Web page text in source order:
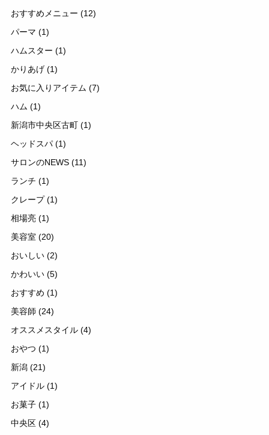
おすすめメニュー (12)
パーマ (1)
ハムスター (1)
かりあげ (1)
お気に入りアイテム (7)
ハム (1)
新潟市中央区古町 (1)
ヘッドスパ (1)
サロンのNEWS (11)
ランチ (1)
クレープ(1)
相場亮 (1)
美容室 (20)
おいしい (2)
かわいい (5)
おすすめ (1)
美容師 (24)
オススメスタイル (4)
おやつ (1)
新潟 (21)
アイドル (1)
お菓子 (1)
中央区 (4)